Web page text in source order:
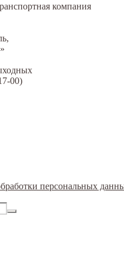
компания
00)
персональных